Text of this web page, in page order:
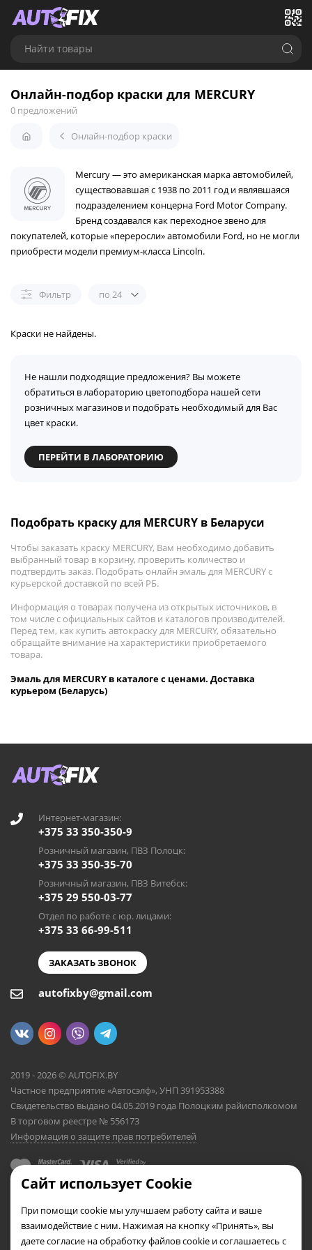
Найти товары
Онлайн-подбор краски для MERCURY
0 предложений
Онлайн-подбор краски
Mercury — это американская марка автомобилей,
существовавшая с 1938 по 2011 год и являвшаяся
подразделением концерна Ford Motor Company.
Бренд создавался как переходное звено для
покупателей, которые «переросли» автомобили Ford, но не могли
приобрести модели премиум-класса Lincoln.
Фильтр по 24
Краски не найдены.
Не нашли подходящие предложения? Вы можете
обратиться в лабораторию цветоподбора нашей сети
розничных магазинов и подобрать необходимый для Вас
цвет краски.
ПЕРЕЙТИ В ЛАБОРАТОРИЮ
Подобрать краску для MERCURY в Беларуси
Чтобы заказать краску MERCURY, Вам необходимо добавить
выбранный товар в корзину, проверить количество и
подтвердить заказ. Подобрать онлайн эмаль для MERCURY с
курьерской доставкой по всей РБ.
Информация о товарах получена из открытых источников, в
том числе с официальных сайтов и каталогов производителей.
Перед тем, как купить автокраску для MERCURY, обязательно
обращайте внимание на характеристики приобретаемого
товара.
Эмаль для MERCURY в каталоге с ценами. Доставка
курьером (Беларусь)
Интернет-магазин:
+375 33 350-350-9
Розничный магазин, ПВЗ Полоцк:
+375 33 350-35-70
Розничный магазин, ПВЗ Витебск:
+375 29 550-03-77
Отдел по работе с юр. лицами:
+375 33 66-99-511
ЗАКАЗАТЬ ЗВОНОК
autofixby@gmail.com
2019 - 2026 © AUTOFIX.BY
Частное предприятие «Автосэлф», УНП 391953388
Свидетельство выдано 04.05.2019 года Полоцким райисполкомом
В торговом реестре № 556173
Информация о защите прав потребителей
Сайт использует Cookie
При помощи cookie мы улучшаем работу сайта и ваше
взаимодействие с ним. Нажимая на кнопку «Принять», вы
даете согласие на обработку файлов cookie и соглашаетесь с